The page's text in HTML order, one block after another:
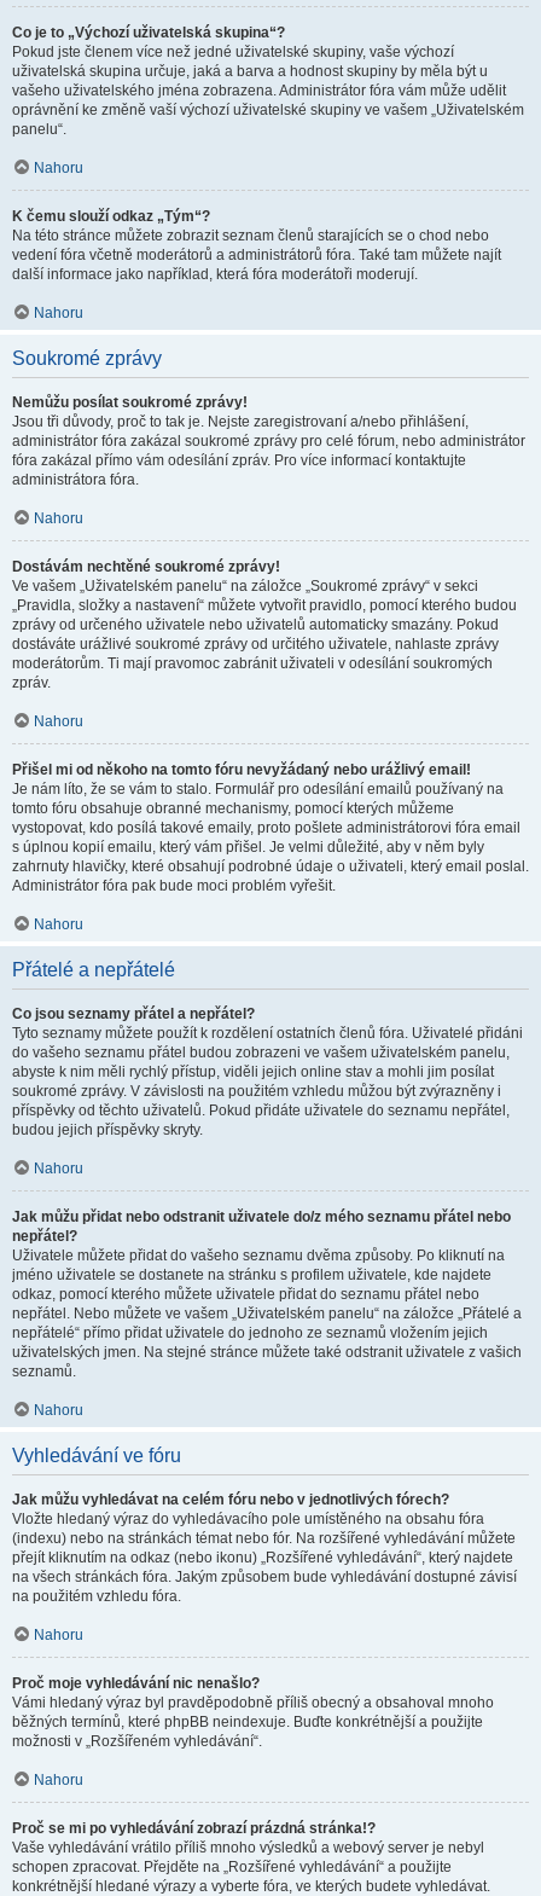
Co je to „Výchozí uživatelská skupina“?
Pokud jste členem více než jedné uživatelské skupiny, vaše výchozí
uživatelská skupina určuje, jaká a barva a hodnost skupiny by měla být u
vašeho uživatelského jména zobrazena. Administrátor fóra vám může udělit
oprávnění ke změně vaší výchozí uživatelské skupiny ve vašem „Uživatelském
panelu“.
Nahoru
K čemu slouží odkaz „Tým“?
Na této stránce můžete zobrazit seznam členů starajících se o chod nebo
vedení fóra včetně moderátorů a administrátorů fóra. Také tam můžete najít
další informace jako například, která fóra moderátoři moderují.
Nahoru
Soukromé zprávy
Nemůžu posílat soukromé zprávy!
Jsou tři důvody, proč to tak je. Nejste zaregistrovaní a/nebo přihlášení,
administrátor fóra zakázal soukromé zprávy pro celé fórum, nebo administrátor
fóra zakázal přímo vám odesílání zpráv. Pro více informací kontaktujte
administrátora fóra.
Nahoru
Dostávám nechtěné soukromé zprávy!
Ve vašem „Uživatelském panelu“ na záložce „Soukromé zprávy“ v sekci
„Pravidla, složky a nastavení“ můžete vytvořit pravidlo, pomocí kterého budou
zprávy od určeného uživatele nebo uživatelů automaticky smazány. Pokud
dostáváte urážlivé soukromé zprávy od určitého uživatele, nahlaste zprávy
moderátorům. Ti mají pravomoc zabránit uživateli v odesílání soukromých
zpráv.
Nahoru
Přišel mi od někoho na tomto fóru nevyžádaný nebo urážlivý email!
Je nám líto, že se vám to stalo. Formulář pro odesílání emailů používaný na
tomto fóru obsahuje obranné mechanismy, pomocí kterých můžeme
vystopovat, kdo posílá takové emaily, proto pošlete administrátorovi fóra email
s úplnou kopií emailu, který vám přišel. Je velmi důležité, aby v něm byly
zahrnuty hlavičky, které obsahují podrobné údaje o uživateli, který email poslal.
Administrátor fóra pak bude moci problém vyřešit.
Nahoru
Přátelé a nepřátelé
Co jsou seznamy přátel a nepřátel?
Tyto seznamy můžete použít k rozdělení ostatních členů fóra. Uživatelé přidáni
do vašeho seznamu přátel budou zobrazeni ve vašem uživatelském panelu,
abyste k nim měli rychlý přístup, viděli jejich online stav a mohli jim posílat
soukromé zprávy. V závislosti na použitém vzhledu můžou být zvýrazněny i
příspěvky od těchto uživatelů. Pokud přidáte uživatele do seznamu nepřátel,
budou jejich příspěvky skryty.
Nahoru
Jak můžu přidat nebo odstranit uživatele do/z mého seznamu přátel nebo
nepřátel?
Uživatele můžete přidat do vašeho seznamu dvěma způsoby. Po kliknutí na
jméno uživatele se dostanete na stránku s profilem uživatele, kde najdete
odkaz, pomocí kterého můžete uživatele přidat do seznamu přátel nebo
nepřátel. Nebo můžete ve vašem „Uživatelském panelu“ na záložce „Přátelé a
nepřátelé“ přímo přidat uživatele do jednoho ze seznamů vložením jejich
uživatelských jmen. Na stejné stránce můžete také odstranit uživatele z vašich
seznamů.
Nahoru
Vyhledávání ve fóru
Jak můžu vyhledávat na celém fóru nebo v jednotlivých fórech?
Vložte hledaný výraz do vyhledávacího pole umístěného na obsahu fóra
(indexu) nebo na stránkách témat nebo fór. Na rozšířené vyhledávání můžete
přejít kliknutím na odkaz (nebo ikonu) „Rozšířené vyhledávání“, který najdete
na všech stránkách fóra. Jakým způsobem bude vyhledávání dostupné závisí
na použitém vzhledu fóra.
Nahoru
Proč moje vyhledávání nic nenašlo?
Vámi hledaný výraz byl pravděpodobně příliš obecný a obsahoval mnoho
běžných termínů, které phpBB neindexuje. Buďte konkrétnější a použijte
možnosti v „Rozšířeném vyhledávání“.
Nahoru
Proč se mi po vyhledávání zobrazí prázdná stránka!?
Vaše vyhledávání vrátilo příliš mnoho výsledků a webový server je nebyl
schopen zpracovat. Přejděte na „Rozšířené vyhledávání“ a použijte
konkrétnější hledané výrazy a vyberte fóra, ve kterých budete vyhledávat.